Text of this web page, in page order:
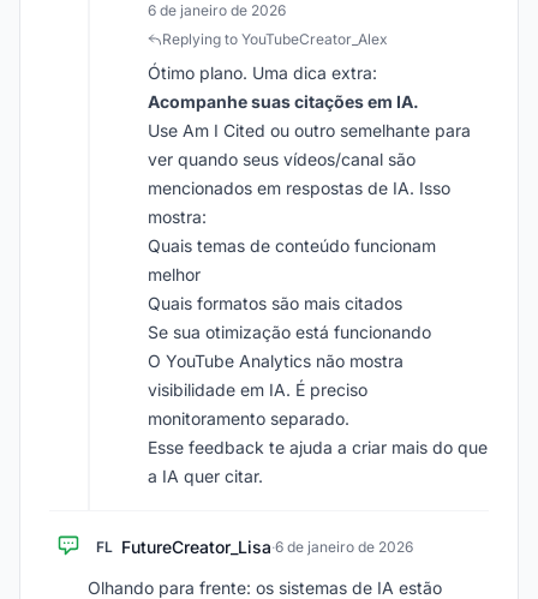
6 de janeiro de 2026
Replying to YouTubeCreator_Alex
Ótimo plano. Uma dica extra:
Acompanhe suas citações em IA.
Use Am I Cited ou outro semelhante para
ver quando seus vídeos/canal são
mencionados em respostas de IA. Isso
mostra:
Quais temas de conteúdo funcionam
melhor
Quais formatos são mais citados
Se sua otimização está funcionando
O YouTube Analytics não mostra
visibilidade em IA. É preciso
monitoramento separado.
Esse feedback te ajuda a criar mais do que
a IA quer citar.
FL FutureCreator_Lisa·6 de janeiro de 2026
Olhando para frente: os sistemas de IA estão